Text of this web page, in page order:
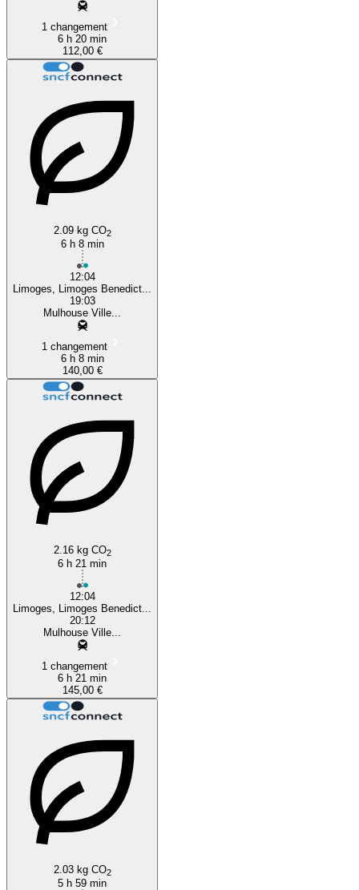
1 changement
6 h 20 min
112,00 €
2.09 kg CO2
6 h 8 min
12:04
Limoges, Limoges Benedict...
19:03
Mulhouse Ville...
1 changement
6 h 8 min
140,00 €
2.16 kg CO2
6 h 21 min
12:04
Limoges, Limoges Benedict...
20:12
Mulhouse Ville...
1 changement
6 h 21 min
145,00 €
2.03 kg CO2
5 h 59 min